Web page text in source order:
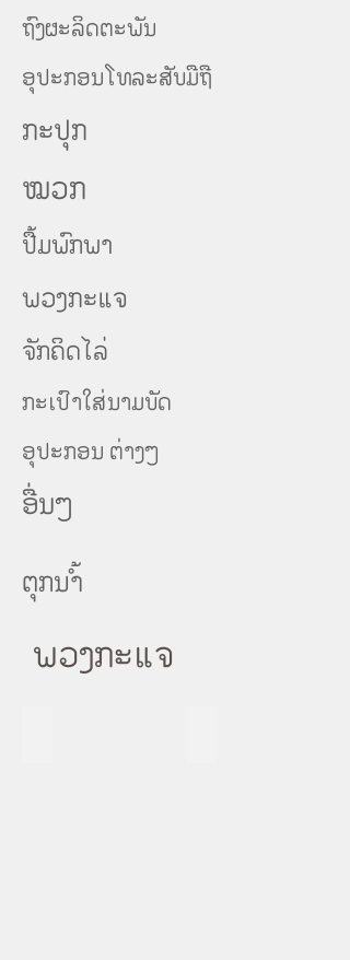
ຖົງຜະລິດຕະພັນ
ອຸປະກອນໂທລະສັບມືຖື
ກະປຸກ
ໝວກ
ປື້ມພົກພາ
ພວງກະແຈ
ຈັກຄິດໄລ່
ກະເປົາໃສ່ນາມບັດ
ອຸປະກອນ ຕ່າງໆ
ອື່ນໆ
ຕຸກນ້ຳ
ພວງກະແຈ